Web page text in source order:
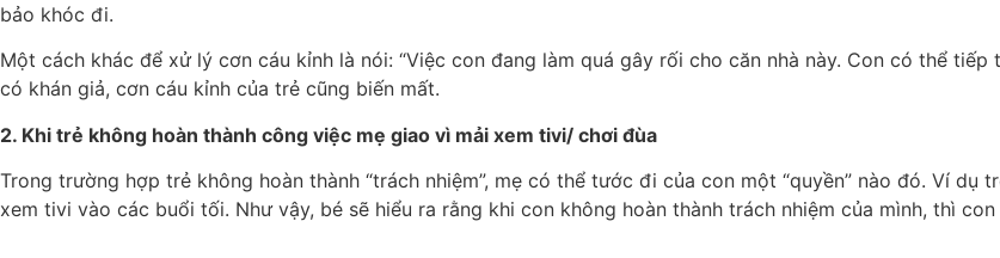
bảo khóc đi.
Một cách khác để xử lý cơn cáu kỉnh là nói: “Việc con đang làm quá gây rối cho căn nhà này. Con có thể
có khán giả, cơn cáu kỉnh của trẻ cũng biến mất.
2. Khi trẻ không hoàn thành công việc mẹ giao vì mải xem tivi/ chơi đùa
Trong trường hợp trẻ không hoàn thành “trách nhiệm”, mẹ có thể tước đi của con một “quyền” nào đó. Ví
xem tivi vào các buổi tối. Như vậy, bé sẽ hiểu ra rằng khi con không hoàn thành trách nhiệm của mình, thì